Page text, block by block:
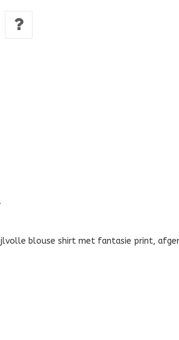
blouse shirt met fantasie print,